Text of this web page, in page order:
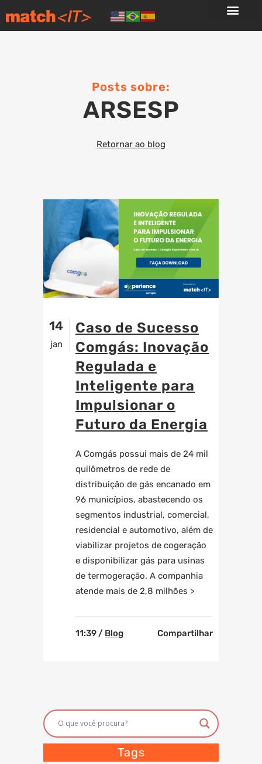
Posts sobre:
ARSESP
Retornar ao blog
14
jan
Caso de Sucesso
Comgás: Inovação
Regulada e
Inteligente para
Impulsionar o
Futuro da Energia
A Comgás possui mais de 24 mil
quilômetros de rede de
distribuição de gás encanado em
96 municípios, abastecendo os
segmentos industrial, comercial,
residencial e automotivo, além de
viabilizar projetos de cogeração
e disponibilizar gás para usinas
de termogeração. A companhia
atende mais de 2,8 milhões >
11:39 / Blog Compartilhar
Tags